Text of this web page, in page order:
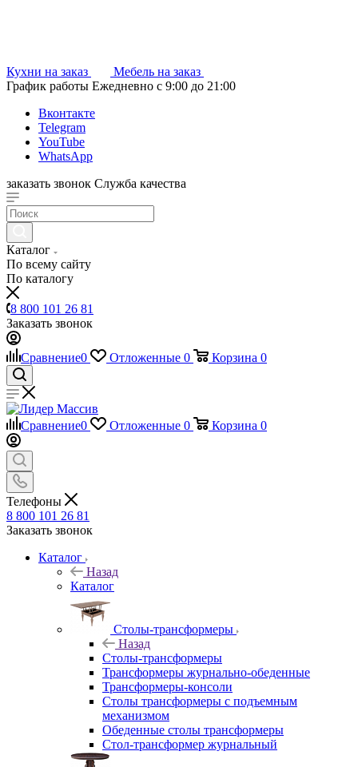
Кухни на заказ
Мебель на заказ
График работы Ежедневно с 9:00 до 21:00
Вконтакте
Telegram
YouTube
WhatsApp
заказать звонок Служба качества
Каталог
По всему сайту
По каталогу
8 800 101 26 81
Заказать звонок
Сравнение0 Отложенные 0 Корзина 0
Сравнение0 Отложенные 0 Корзина 0
Телефоны
8 800 101 26 81
Заказать звонок
Каталог
Назад
Каталог
Столы-трансформеры
Назад
Столы-трансформеры
Трансформеры журнально-обеденные
Трансформеры-консоли
Столы трансформеры с подъемным
механизмом
Обеденные столы трансформеры
Стол-трансформер журнальный